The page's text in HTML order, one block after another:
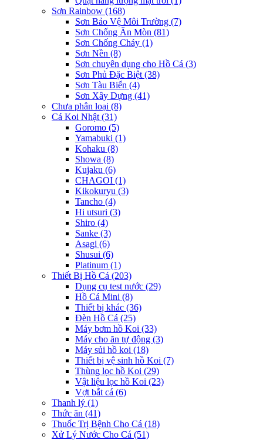
Sơn Rainbow (168)
Sơn Bảo Vệ Môi Trường (7)
Sơn Chống Ăn Mòn (81)
Sơn Chống Cháy (1)
Sơn Nền (8)
Sơn chuyên dụng cho Hồ Cá (3)
Sơn Phủ Đặc Biệt (38)
Sơn Tàu Biển (4)
Sơn Xây Dựng (41)
Chưa phân loại (8)
Cá Koi Nhật (31)
Goromo (5)
Yamabuki (1)
Kohaku (8)
Showa (8)
Kujaku (6)
CHAGOI (1)
Kikokuryu (3)
Tancho (4)
Hi utsuri (3)
Shiro (4)
Sanke (3)
Asagi (6)
Shusui (6)
Platinum (1)
Thiết Bị Hồ Cá (203)
Dụng cụ test nước (29)
Hồ Cá Mini (8)
Thiết bị khác (36)
Đèn Hồ Cá (25)
Máy bơm hồ Koi (33)
Máy cho ăn tự động (3)
Máy sủi hồ koi (18)
Thiết bị vệ sinh hồ Koi (7)
Thùng lọc hồ Koi (29)
Vật liệu lọc hồ Koi (23)
Vợt bắt cá (6)
Thanh lý (1)
Thức ăn (41)
Thuốc Trị Bệnh Cho Cá (18)
Xử Lý Nước Cho Cá (51)